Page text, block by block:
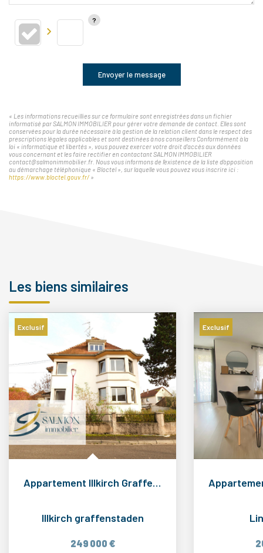
Envoyer le message
« Les informations recueillies sur ce formulaire sont enregistrées dans un fichier
informatisé par SALMON IMMOBILIER pour gérer votre demande de contact. Elles sont
conservées pour la durée nécessaire à la gestion de la relation client dans le respect des
prescriptions légales applicables et sont destinées à nos conseillers Conformément à la
loi « informatique et libertés », vous pouvez exercer votre droit d'accès aux données
vous concernant et les faire rectifier en contactant SALMON IMMOBILIER
contact@salmonimmobilier.fr. Nous vous informons de l'existence de la liste d'opposition
au démarchage téléphonique « Bloctel », sur laquelle vous pouvez vous inscrire ici :
https://www.bloctel.gouv.fr/ »
Les biens similaires
Exclusif
Appartement Illkirch Graffenstaden 3 pièce(s) 85 m2
Illkirch graffenstaden
249 000 €
Exclusif